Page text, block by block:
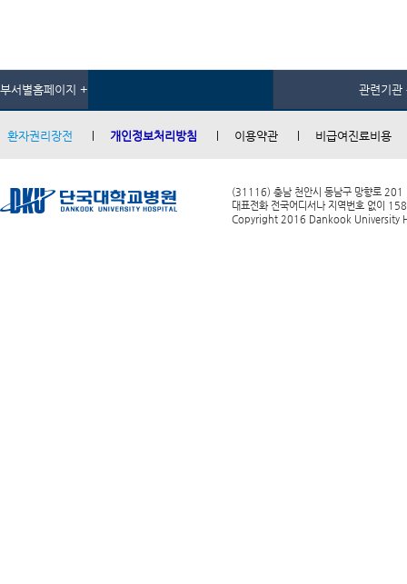
부서별홈페이지 + 관련기관
환자권리장전 개인정보처리방침 이용약관 비급여진료비용
(31116) 충남 천안시 동남구 망향로 201
대표전화 전국어디서나 지역번호 없이
Copyright 2016 Dankook University